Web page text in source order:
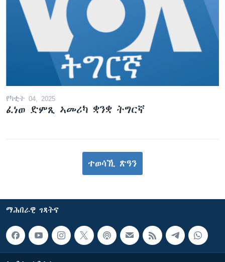
የካቲት 04, 2025
ፈነወ ድምጺ ኣመሪካ ቋንቋ ትግርኛ
ተወሳኺ ጽዓን
ማሕበራዊ ገጻትና